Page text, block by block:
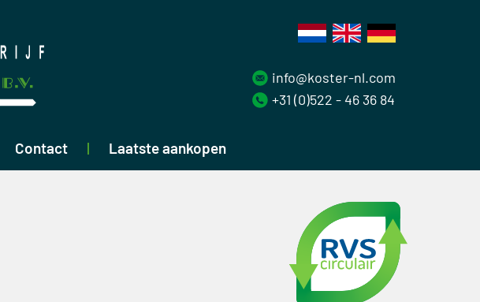
Contact Laatste aankopen
info@koster-nl.com
+31 (0)522 - 46 36 84